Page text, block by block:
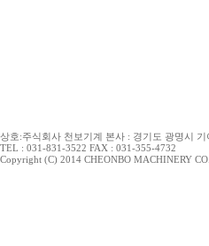
상호:주식회사 천보기계 본사 : 경기도 광명시
TEL : 031-831-3522 FAX : 031-355-4732
Copyright (C) 2014 CHEONBO MACHINERY